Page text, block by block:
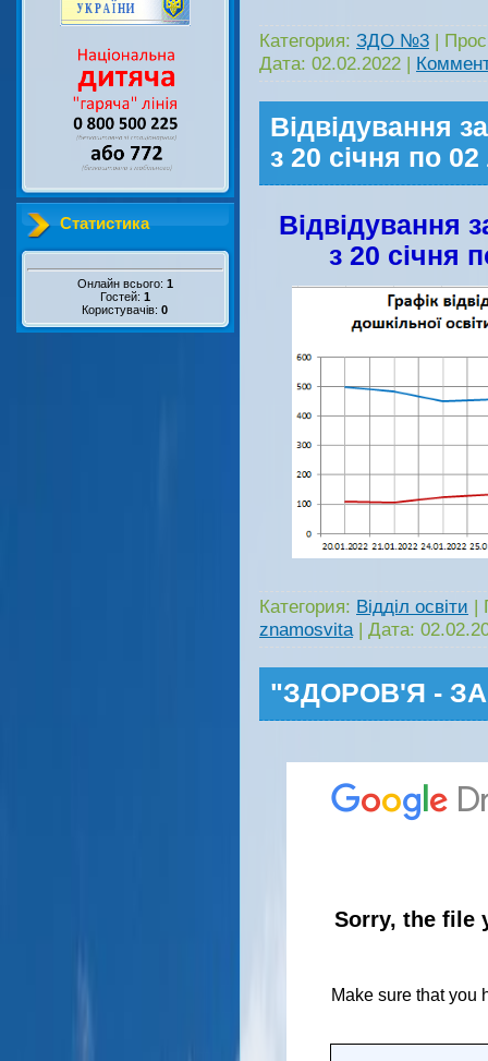
Статистика
Онлайн всього: 1
Гостей: 1
Користувачів:0
Категория: ЗДО №3 |
Дата: 02.02.2022 |
Відвідування
з 20 січня по
Відвідування
з 20 січня
Категория: Відділ освіти |
znamosvita | Дата:
"ЗДОРОВ'Я -